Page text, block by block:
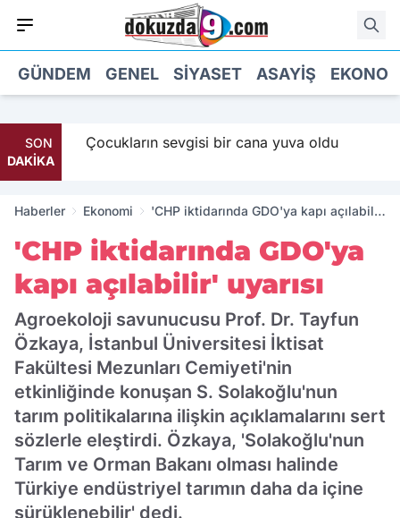
GÜNDEM GENEL SIYASET ASAYIŞ
SON
DAKİKA
Çocukların sevgisi bir cana yuva oldu
Haberler Ekonomi
'CHP iktidarında GDO'ya kapı açılabilir'
'CHP iktidarında GDO'ya
kapı açılabilir' uyarısı
Agroekoloji savunucusu Prof. Dr. Tayfun
Özkaya, İstanbul Üniversitesi İktisat
Fakültesi Mezunları Cemiyeti'nin
etkinliğinde konuşan S. Solakoğlu'nun
tarım politikalarına ilişkin açıklamalarını sert
sözlerle eleştirdi. Özkaya, 'Solakoğlu'nun
Tarım ve Orman Bakanı olması halinde
Türkiye endüstriyel tarımın daha da içine
sürüklenebilir' dedi.